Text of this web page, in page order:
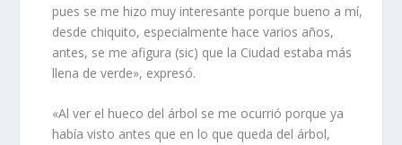
pues se me hizo muy interesante porque bueno a mí,
desde chiquito, especialmente hace varios años,
antes, se me afigura (sic) que la Ciudad estaba más
llena de verde», expresó.
«Al ver el hueco del árbol se me ocurrió porque ya
había visto antes que en lo que queda del árbol,